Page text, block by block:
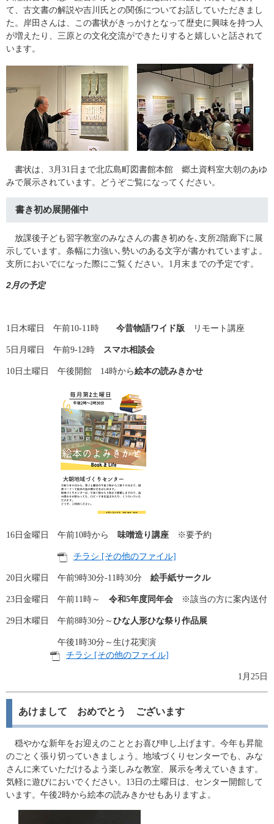
て、古文書の解説や吉川氏との関係についてお話していただきまし
た。岸田さんは、この書状がきっかけとなって歴史に興味を持つ人
が増えたり、三原との文化交流ができたりすると嬉しいと話されて
います。
書状は、3月31日まで北広島町図書館本館 郷土資料室大朝のあゆ
みで展示されています。どうぞご覧になってください。
書き初め展開催中
放課後子ども習字教室のみなさんの書き初めを､支所2階廊下に展
示しています。条幅に力強い､勢いのある文字が書かれていますよ。
支所においでになった際にご覧ください。1月末までの予定です。
2月の予定
1日木曜日 午前10-11時 今昔物語ワイド版 リモート講座
5日月曜日 午前9-12時 スマホ相談会
10日土曜日 午後開館 14時から絵本の読みきかせ
16日金曜日 午前10時から 味噌造り講座 ※要予約
チラシ [その他のファイル]
20日火曜日 午前9時30分-11時30分 絵手紙サークル
23日金曜日 午前11時～ 令和5年度同年会 ※該当の方に案内送付
29日木曜日 午前8時30分～ ひな人形ひな祭り作品展
午後1時30分～生け花実演
チラシ [その他のファイル]
1月25日
あけまして おめでとう ございます
穏やかな新年をお迎えのこととお喜び申し上げます。今年も昇龍
のごとく張り切っていきましょう。地域づくりセンターでも、みな
さんに来ていただけるよう楽しみな教室、展示を考えていきます。
気軽に遊びにおいでください。13日の土曜日は、センター開館して
います。午後2時から絵本の読みきかせもありますよ。